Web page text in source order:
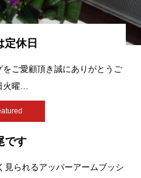
定休日
ご愛顧頂き誠にありがとうご
火曜…
です
見られるアッパーアームブッシ